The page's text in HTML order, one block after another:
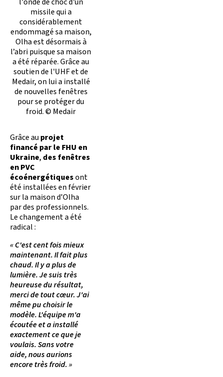
missile qui a
considérablement
endommagé sa maison,
Olha est désormais à
l’abri puisque sa maison
a été réparée. Grâce au
soutien de l'UHF et de
Medair, on lui a installé
de nouvelles fenêtres
pour se protéger du
froid. © Medair
Grâce auprojet
financé par le FHU en
Ukraine, des fenêtres
en PVC
écoénergétiquesont
été installées en février
sur la maison d’Olha
par des professionnels.
Le changement a été
radical :
« C'est cent fois mieux
maintenant. Il fait plus
chaud. Il y a plus de
lumière. Je suis très
heureuse du résultat,
merci de tout cœur. J'ai
même pu choisir le
modèle. L'équipe m'a
écoutée et a installé
exactement ce que je
voulais. Sans votre
aide, nous aurions
encore très froid. »